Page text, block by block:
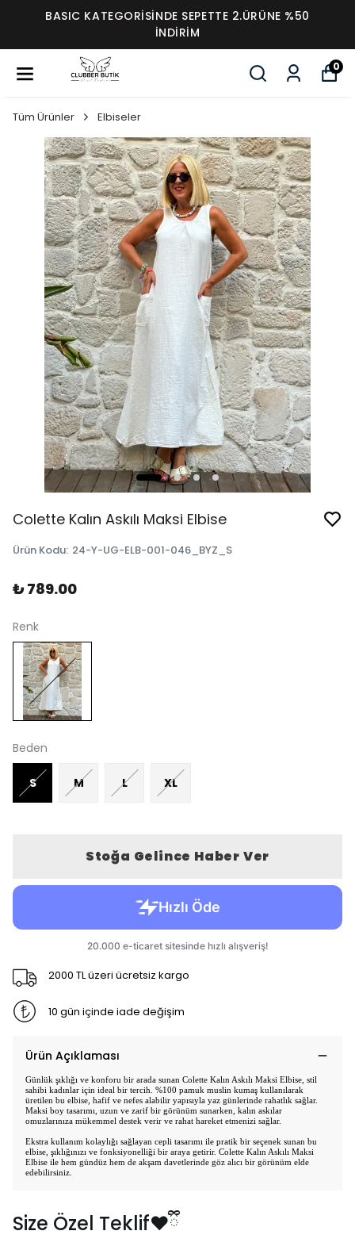
BASIC KATEGORİSİNDE SEPETTE 2.ÜRÜNE %50
İNDİRİM
0
Tüm Ürünler Elbiseler
Colette Kalın Askılı Maksi Elbise
Ürün Kodu: 24-Y-UG-ELB-001-046_BYZ_S
₺ 789.00
Renk
Beden
S M L XL
Stoğa Gelince Haber Ver
2000 TL üzeri ücretsiz kargo
10 gün içinde iade değişim
Ürün Açıklaması
Günlük şıklığı ve konforu bir arada sunan Colette Kalın Askılı Maksi Elbise, stil
sahibi kadınlar için ideal bir tercih. %100 pamuk muslin kumaş kullanılarak
üretilen bu elbise, hafif ve nefes alabilir yapısıyla yaz günlerinde rahatlık sağlar.
Maksi boy tasarımı, uzun ve zarif bir görünüm sunarken, kalın askılar
omuzlarınıza mükemmel destek verir ve rahat hareket etmenizi sağlar.
Ekstra kullanım kolaylığı sağlayan cepli tasarımı ile pratik bir seçenek sunan bu
elbise, şıklığınızı ve fonksiyonelliği bir araya getirir. Colette Kalın Askılı Maksi
Elbise ile hem gündüz hem de akşam davetlerinde göz alıcı bir görünüm elde
edebilirsiniz.
Size Özel Teklif❤️ྀི